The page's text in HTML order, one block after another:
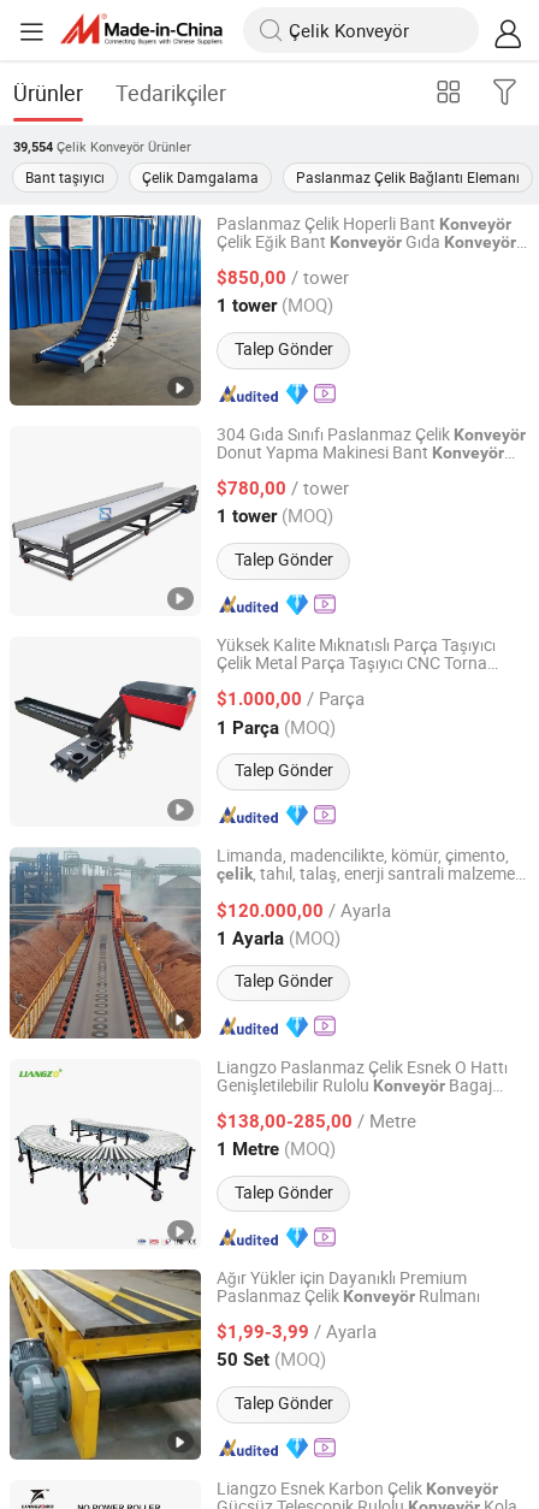
Ürünler Tedarikçiler
39,554 Çelik Konveyör Ürünler
Bant taşıyıcı Çelik Damgalama Paslanmaz Çelik Bağlantı Elemanı
Paslanmaz Çelik Hoperli Bant Konveyör
Çelik Eğik Bant Konveyör Gıda Konveyörü
MiniKonveyörPaslanmaz Çelik Bant
Konveyör
$850,00 / tower
1 tower (MOQ)
Talep Gönder
Zhongshan Xianbang Intelligent Machinery Co., Ltd.
Guangdong, China Fiyat 2024
304 Gıda Sınıfı Paslanmaz Çelik Konveyör
Donut Yapma Makinesi Bant Konveyör
Yükseltici Konveyör
Konveyör
$780,00 / tower
1 tower (MOQ)
Talep Gönder
Zhongshan Xianbang Intelligent Machinery Co., Ltd.
Guangdong, China Fiyat 2024
Yüksek Kalite Mıknatıslı Parça Taşıyıcı
Çelik Metal Parça Taşıyıcı CNC Torna
$1.000,00 / Parça
1 Parça (MOQ)
Talep Gönder
Guangdong Quanguan Intelligent Technology Co., Ltd.
Guangdong, China Fiyat 2020
Limanda, madencilikte, kömür, çimento,
çelik, tahıl, talaş, enerji santrali malzeme
bantkonveyör sistemi
$120.000,00 / Ayarla
1 Ayarla (MOQ)
Talep Gönder
Shandong Sealand Equipment Group Rizhao Co., Ltd.
Shandong, China Fiyat 2013
Liangzo Paslanmaz Çelik Esnek O Hattı
Genişletilebilir Rulolu Konveyör Bagaj
$138,00-285,00 / Metre
1 Metre (MOQ)
Talep Gönder
Fujian Liangzuo Intelligent Equipment Technology Co.,
Fujian, China Fiyat 2020
Ağır Yükler için Dayanıklı Premium
Paslanmaz Çelik Konveyör Rulmanı
$1,99-3,99 / Ayarla
50 Set (MOQ)
Talep Gönder
Hebei Huaao Shengxin Heavy Industry Technology Co.,
Ltd.
Hebei, China Fiyat 2025
Liangzo Esnek Karbon Çelik Konveyör